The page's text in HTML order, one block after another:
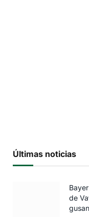
Últimas noticias
de